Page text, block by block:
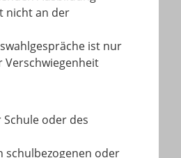
nicht an der
ist nur
Verschwiegenheit
oder des
oder